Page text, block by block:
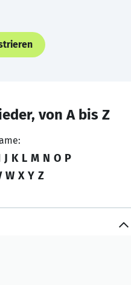
von A bis Z
J K L M N O P
W X Y Z